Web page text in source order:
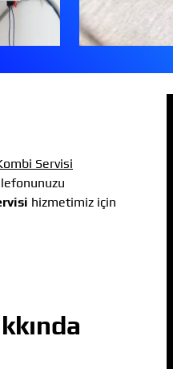
Servisi
hizmetimiz için